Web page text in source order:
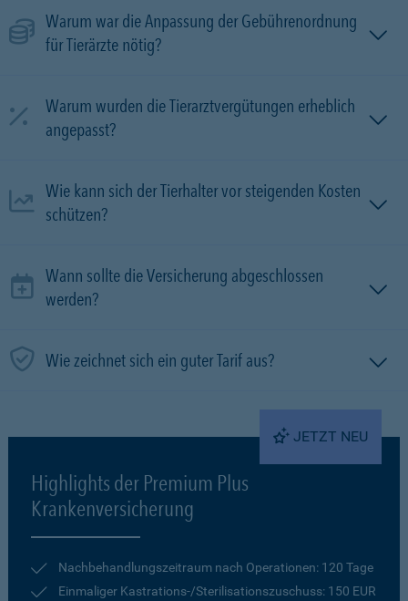
Warum war die Anpassung der Gebührenordnung
für Tierärzte nötig?
Warum wurden die Tierarztvergütungen erheblich
angepasst?
Wie kann sich der Tierhalter vor steigenden Kosten
schützen?
Wann sollte die Versicherung abgeschlossen
werden?
Wie zeichnet sich ein guter Tarif aus?
JETZT NEU
Highlights der Premium Plus
Krankenversicherung
Nachbehandlungszeitraum nach Operationen: 120 Tage
Einmaliger Kastrations-/Sterilisationszuschuss: 150 EUR